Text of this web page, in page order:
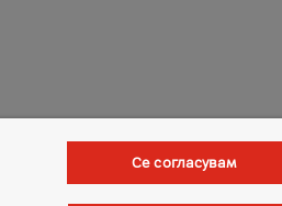
Се согласувам